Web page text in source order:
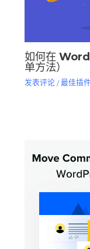
如何在
单方法）
发表评论 /最佳插